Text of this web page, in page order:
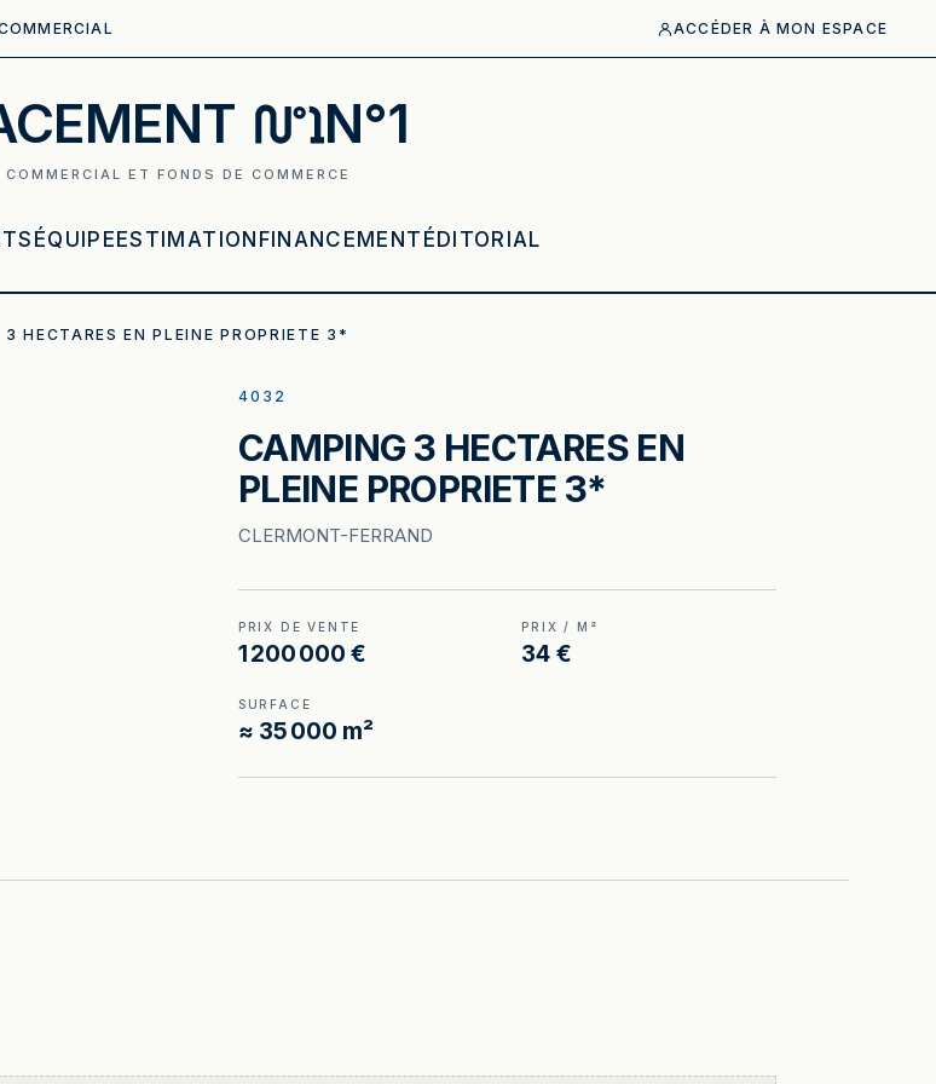
ACCÉDER À MON ESPACE
N°1
ET FONDS DE COMMERCE
ÉQUIPE ESTIMATION FINANCEMENT ÉDITORIAL
HECTARES EN PLEINE PROPRIETE 3*
4032
CAMPING 3 HECTARES EN
PLEINE PROPRIETE 3*
CLERMONT-FERRAND
PRIX DE VENTE
1 200 000 €
PRIX / M²
34 €
SURFACE
≈ 35 000 m²